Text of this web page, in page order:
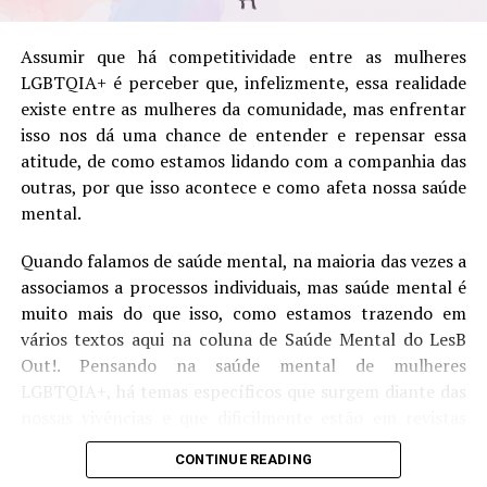
França, 25 anos, fã incondicional de Grey’s Anatomy. Mora em
SP mas ama viajar. Viciada em livros de fantasia e romances
policiais, espera um dia poder ter tempo de colocar a suas
leituras e séries em dia.
crescer em uma família conservadora, especialmente
por conta da relação complicada com o pai. Sensível e
emocionalmente contida, ela passa boa parte da trama
tentando equilibrar quem é com o que esperam dela. Já
Juquinha, vivida porGabriela Medvedovsky, surge
como o oposto: segura de si, espontânea e
completamente confortável com a própria sexualidade.
nenhuma tenta apagar a outra, Juquinha entende os
medos de Lorena, mas também deixa claro o quanto
viver escondida pode machucar.
O relacionamento delas cresce aos poucos, entre
casal, apelidado carinhosamente de “Loquinha” pelos
fãs, ganhou força justamente pela naturalidade com que
Assumir que há competitividade entre as mulheres
LGBTQIA+ é perceber que, infelizmente, essa realidade
existe entre as mulheres da comunidade, mas enfrentar
isso nos dá uma chance de entender e repensar essa
atitude, de como estamos lidando com a companhia das
outras, por que isso acontece e como afeta nossa saúde
mental.
Quando falamos de saúde mental, na maioria das vezes a
associamos a processos individuais, mas saúde mental é
muito mais do que isso, como estamos trazendo em
vários textos aqui na coluna de Saúde Mental do LesB
Out!. Pensando na saúde mental de mulheres
LGBTQIA+, há temas específicos que surgem diante das
científicas ou são temas de estudos feitos na área
acadêmica, mas que estão sendo discutidos e percebidos
CONTINUE READING